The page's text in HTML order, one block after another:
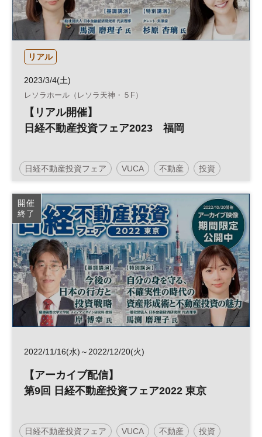
リアル
2023/3/4(土)
レソラホール（レソラ天神・５F）
【リアル開催】
日経不動産投資フェア2023 福岡
日経不動産投資フェア VUCA 不動産 投資
人生100年 人生100年時代 参加無料
土日祝開催
開催
終了
2022/11/16(水)～2022/12/20(火)
【アーカイブ配信】
第9回 日経不動産投資フェア2022 東京
日経不動産投資フェア VUCA 不動産 投資